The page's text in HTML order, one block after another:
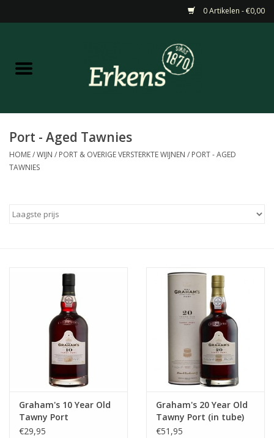
0 Artikelen - €0,00
Home
Wijn
likeuren&Overig
Wijnglazen - openers -karaffen
Port - Aged Tawnies
HOME/WIJN / PORT & OVERIGE VERSTERKTE WIJNEN / PORT - AGED
TAWNIES
Graham's 10 Year Old
Tawny Port
€29,95
Graham's 20 Year Old
Tawny Port (in tube)
€51,95